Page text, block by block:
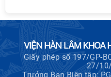
VIỆN HÀN LÂM KHOA
Giấy phép số 197/GP-
27/
Trưởng Ban Biên tập: